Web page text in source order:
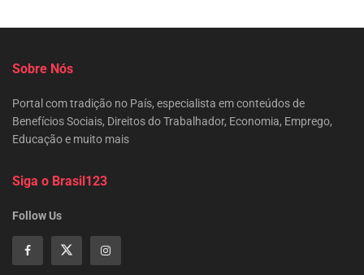
Sobre Nós
Portal com tradição no País, especialista em conteúdos de
Benefícios Sociais, Direitos do Trabalhador, Economia, Emprego,
Educação e muito mais
Siga o Brasil123
Follow Us